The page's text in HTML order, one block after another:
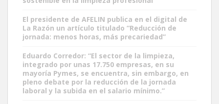
El presidente de AFELIN publica en el digital de
La Razón un artículo titulado “Reducción de
jornada: menos horas, más precariedad”
Eduardo Corredor: “El sector de la limpieza,
integrado por unas 17.750 empresas, en su
mayoría Pymes, se encuentra, sin embargo, en
pleno debate por la reducción de la jornada
laboral y la subida en el salario mínimo.”